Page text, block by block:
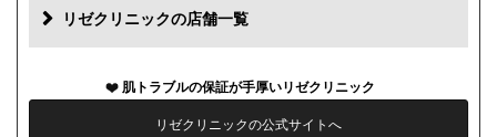
再診料 0円
薬代 0円
リゼクリニックの店舗一覧
肌トラブルの保証が手厚いリゼクリニック
リゼクリニックの公式サイトへ